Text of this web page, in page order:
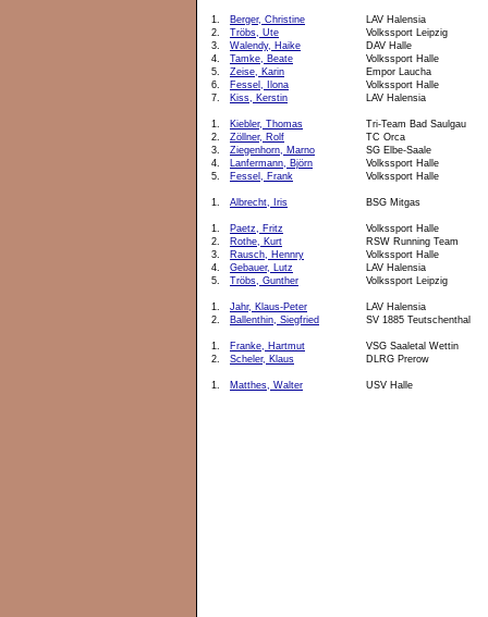
1. Berger, Christine
LAV Halensia
2.
Tröbs, Ute
Volkssport Leipzig
3.
Walendy, Haike
DAV Halle
4.
Tamke, Beate
Volkssport Halle
5.
Zeise, Karin
Empor Laucha
6.
Fessel, Ilona
Volkssport Halle
7.
Kiss, Kerstin LAV Halensia
1. Kiebler, Thomas
Tri-Team Bad Saulgau
2.
Zöllner, Rolf
TC Orca
3.
Ziegenhorn, Marno
SG Elbe-Saale
4.
Lanfermann, Björn
Volkssport Halle
5.
Fessel, Frank Volkssport Halle
1. Albrecht, Iris BSG Mitgas
1. Paetz, Fritz
Volkssport Halle
2.
Rothe, Kurt
RSW Running Team
3.
Rausch, Hennry
Volkssport Halle
4.
Gebauer, Lutz
LAV Halensia
5.
Tröbs, Gunther Volkssport Leipzig
1. Jahr, Klaus-Peter
LAV Halensia
2.
Ballenthin, Siegfried SV 1885 Teutschenthal
1. Franke, Hartmut
VSG Saaletal Wettin
2.
Scheler, Klaus DLRG Prerow
1. Matthes, Walter USV Halle